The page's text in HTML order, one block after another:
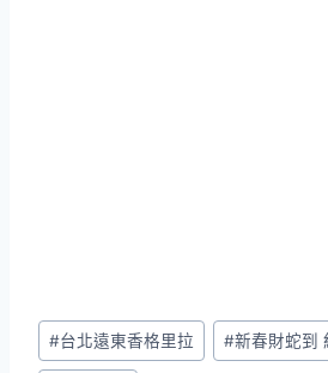
Post
Tags:
#台北遠東香格里拉 #新春財蛇到